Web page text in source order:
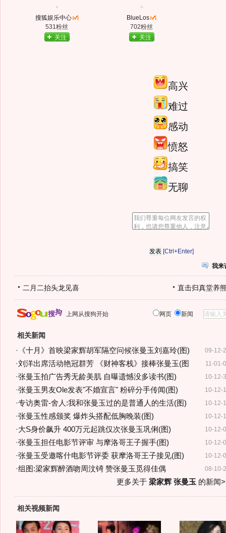
搜狐娱乐中心
531粉丝
关注
BlueLos
702粉丝
关注
高兴
难过
感动
愤怒
搞笑
无聊
[Ctrl+Enter]
我来
二月二抬头龙见喜 直击归真堂养
上网从搜狗开始 网页 新闻
相关新闻
09-12-
· 《十月》首映梁家辉胡军隔空问候张曼玉刘嘉玲(图)
11-01-
·刘洋出席活动艳冠群芳 《财神客栈》接棒张曼玉(图
10-12-
·张曼玉拍广告秀无龄美肌 自曝遗憾没多读书(图)
10-12-
·张曼玉男友Ole发表"不婚宣言" 粉碎分手传闻(图)
10-12-
·专访奥雷-舍人:我和张曼玉过的是普通人的生活(图)
10-12-
·张曼玉性感颁奖 爆炸头搭配低胸晚装(图)
10-12-
·大S身价飙升 400万元起跳仅次张曼玉巩俐(图)
10-12-
·张曼玉担任电影节评审 与摩洛哥王子握手(图)
10-12-
·张曼玉受邀喀什电影节评委 获摩洛哥王子接见(图)
08-10-
·组图:梁家辉醉酒吻周汶锜 赞张曼玉觅得佳偶
更多关于 梁家辉 张曼玉 的新闻
相关视频新闻